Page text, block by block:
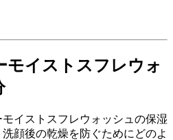
モイストスフレウォ
イストスフレウォッシュの保湿
顔後の乾燥を防ぐためにどのよ